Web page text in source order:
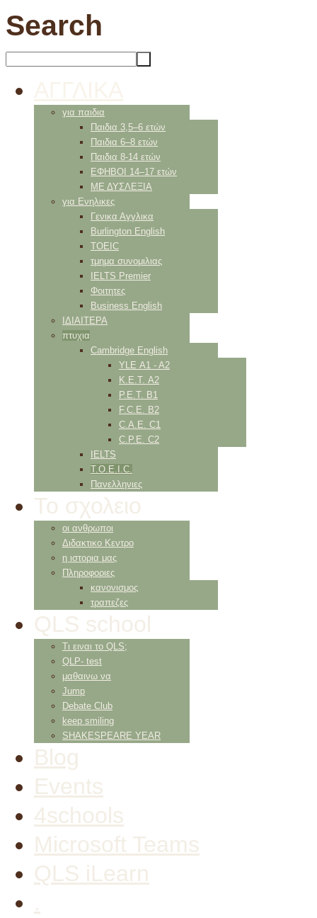
Search
για παιδια
Παιδια 3,5–6 ετών
Παιδια 6–8 ετών
Παιδια 8-14 ετών
ΕΦΗΒΟΙ 14–17 ετών
ΜΕ ΔΥΣΛΕΞΙΑ
για Ενηλικες
Γενικα Αγγλικα
Burlington English
TOEIC
τμημα συνομιλιας
IELTS Premier
Φοιτητες
Business English
ΙΔΙΑΙΤΕΡΑ
πτυχια
Cambridge English
YLE Α1 - Α2
K.E.T. Α2
P.E.T. Β1
F.C.E. Β2
C.A.E. C1
C.P.E. C2
IELTS
Τ.Ο.Ε.Ι.C.
Πανελληνιες
Το σχολειο
οι ανθρωποι
Διδακτικο Κεντρο
η ιστορια μας
Πληροφοριες
κανονισμος
τραπεζες
QLS school
Τι ειναι το QLS;
QLP- test
μαθαινω να
Jump
Debate Club
keep smiling
SHAKESPEARE YEAR
Blog
Events
4schools
Microsoft Teams
QLS iLearn
.